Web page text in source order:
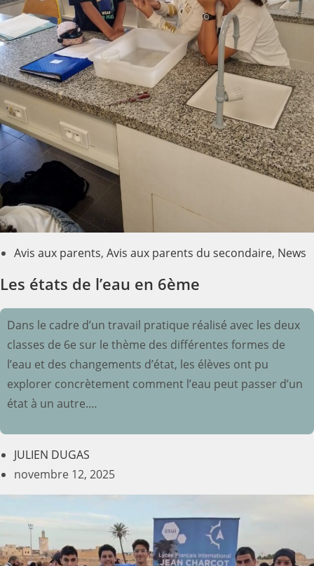
Avis aux parents, Avis aux parents du secondaire, News
Les états de l’eau en 6ème
Dans le cadre d’un travail pratique réalisé avec les deux
classes de 6e sur le thème des différentes formes de
l’eau et des changements d’état, les élèves ont pu
explorer concrètement comment l’eau peut passer d’un
état à un autre.…
JULIEN DUGAS
novembre 12, 2025